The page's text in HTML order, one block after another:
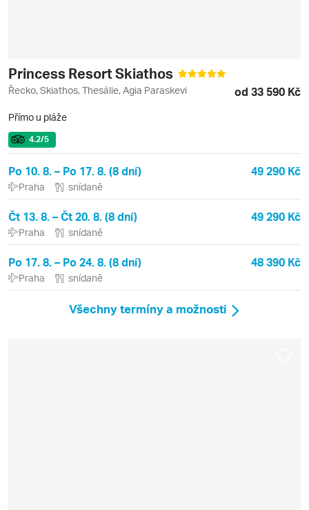
Princess Resort Skiathos
Řecko, Skiathos, Thesálie, Agia Paraskevi od 33 590 Kč
Přímo u pláže
4.2/5
Po 10. 8. – Po 17. 8. (8 dní) 49 290 Kč
Praha snídaně
Čt 13. 8. – Čt 20. 8. (8 dní) 49 290 Kč
Praha snídaně
Po 17. 8. – Po 24. 8. (8 dní) 48 390 Kč
Praha snídaně
Všechny termíny a možnosti